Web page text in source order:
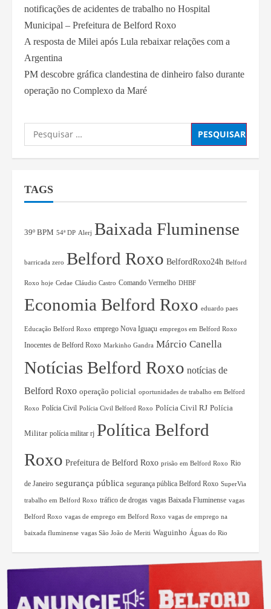
notificações de acidentes de trabalho no Hospital
Municipal – Prefeitura de Belford Roxo
A resposta de Milei após Lula rebaixar relações com a
Argentina
PM descobre gráfica clandestina de dinheiro falso durante
operação no Complexo da Maré
TAGS
39º BPM 54ª DP Alerj Baixada Fluminense
barricada zero Belford Roxo BelfordRoxo24h Belford
Roxo hoje Cedae Cláudio Castro Comando Vermelho DHBF
Economia Belford Roxo eduardo paes
Educação Belford Roxo emprego Nova Iguaçu empregos em Belford Roxo
Inocentes de Belford Roxo Markinho Gandra Márcio Canella
Notícias Belford Roxo notícias de
Belford Roxo operação policial oportunidades de trabalho em Belford
Roxo Polícia Civil Polícia Civil Belford Roxo Polícia Civil RJ Polícia
Militar polícia militar rj Política Belford
Roxo Prefeitura de Belford Roxo prisão em Belford Roxo Rio
de Janeiro segurança pública segurança pública Belford Roxo SuperVia
trabalho em Belford Roxo tráfico de drogas vagas Baixada Fluminense vagas
Belford Roxo vagas de emprego em Belford Roxo vagas de emprego na
baixada fluminense vagas São João de Meriti Waguinho Águas do Rio